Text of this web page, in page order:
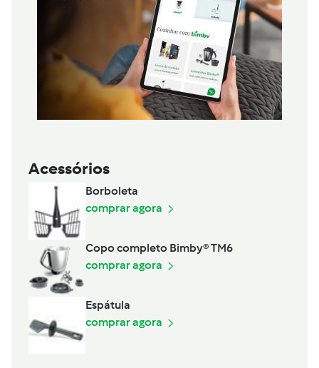
Acessórios
Borboleta
comprar agora
Copo completo Bimby® TM6
comprar agora
Espátula
comprar agora